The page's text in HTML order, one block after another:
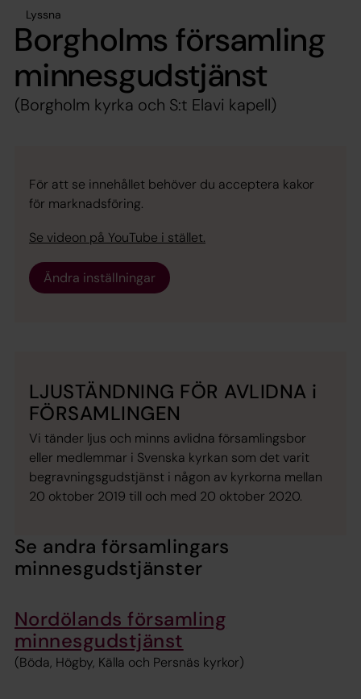
Lyssna
Borgholms församling
minnesgudstjänst
(Borgholm kyrka och S:t Elavi kapell)
För att se innehållet behöver du acceptera kakor
för marknadsföring.
Se videon på YouTube i stället.
Ändra inställningar
LJUSTÄNDNING FÖR AVLIDNA i
FÖRSAMLINGEN
Vi tänder ljus och minns avlidna församlingsbor
eller medlemmar i Svenska kyrkan som det varit
begravningsgudstjänst i någon av kyrkorna mellan
20 oktober 2019 till och med 20 oktober 2020.
Se andra församlingars
minnesgudstjänster
Nordölands församling
minnesgudstjänst
(Böda, Högby, Källa och Persnäs kyrkor)